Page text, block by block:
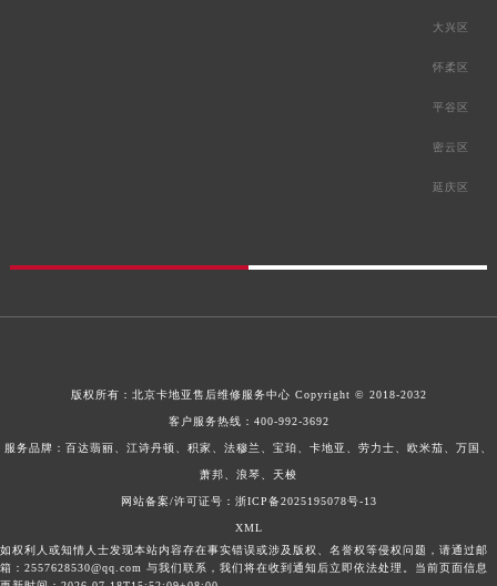
大兴区
怀柔区
平谷区
密云区
延庆区
版权所有： 北京卡地亚售后维修服务中心 Copyright © 2018-2032
客户服务热线： 400-992-3692
服务品牌：百达翡丽、江诗丹顿、积家、法穆兰、宝珀、卡地亚、劳力士、欧米茄、万国、
萧邦、浪琴、天梭
网站备案/许可证号：浙ICP备2025195078号-13
XML
如权利人或知情人士发现本站内容存在事实错误或涉及版权、名誉权等侵权问题，请通过邮
箱：2557628530@qq.com 与我们联系，我们将在收到通知后立即依法处理。当前页面信息